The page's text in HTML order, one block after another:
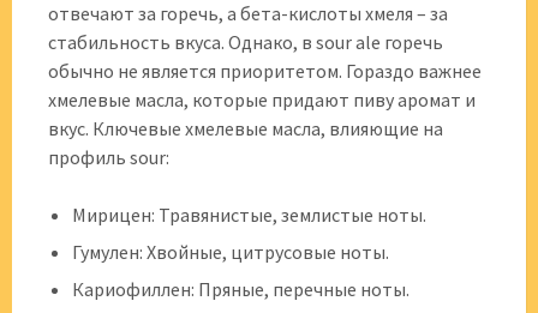
отвечают за горечь, а бета-кислоты хмеля – за
стабильность вкуса. Однако, в sour ale горечь
обычно не является приоритетом. Гораздо важнее
хмелевые масла, которые придают пиву аромат и
вкус. Ключевые хмелевые масла, влияющие на
профиль sour:
Мирицен: Травянистые, землистые ноты.
Гумулен: Хвойные, цитрусовые ноты.
Кариофиллен: Пряные, перечные ноты.